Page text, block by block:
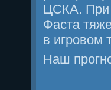
ЦСКА. При
Фаста
в игрοвом
Наш